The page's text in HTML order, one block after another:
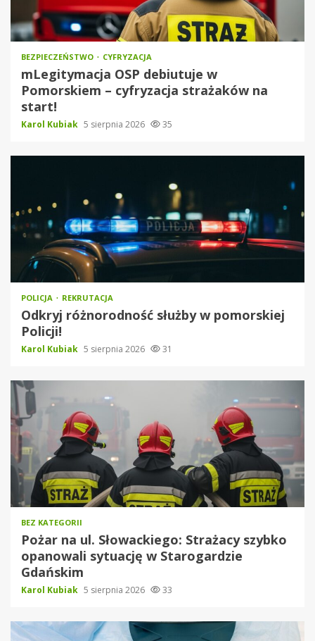
BEZPIECZEŃSTWO CYFRYZACJA
mLegitymacja OSP debiutuje w
Pomorskiem – cyfryzacja strażaków na
start!
Karol Kubiak 5 sierpnia 2026 35
POLICJA REKRUTACJA
Odkryj różnorodność służby w pomorskiej
Policji!
Karol Kubiak 5 sierpnia 2026 31
BEZ KATEGORII
Pożar na ul. Słowackiego: Strażacy szybko
opanowali sytuację w Starogardzie
Gdańskim
Karol Kubiak 5 sierpnia 2026 33